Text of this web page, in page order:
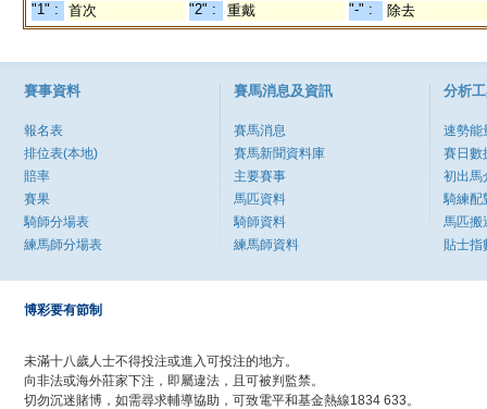
"1" :
首次 "2" : 重戴 "-" : 除去
賽事資料
報名表
排位表(本地)
賠率
賽果
騎師分場表
練馬師分場表
賽馬消息及資訊
賽馬消息
賽馬新聞資料庫
主要賽事
馬匹資料
騎師資料
練馬師資料
分析
速勢能
賽日數
初出馬
騎練配
馬匹搬
貼士指
博彩要有節制
未滿十八歲人士不得投注或進入可投注的地方。
向非法或海外莊家下注，即屬違法，且可被判監禁。
切勿沉迷賭博，如需尋求輔導協助，可致電平和基金熱線1834 633。